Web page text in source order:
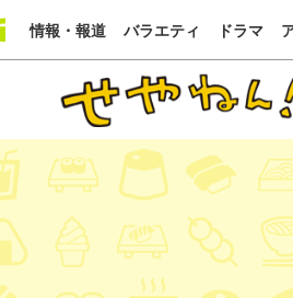
情報・報道 バラエティ ドラマ